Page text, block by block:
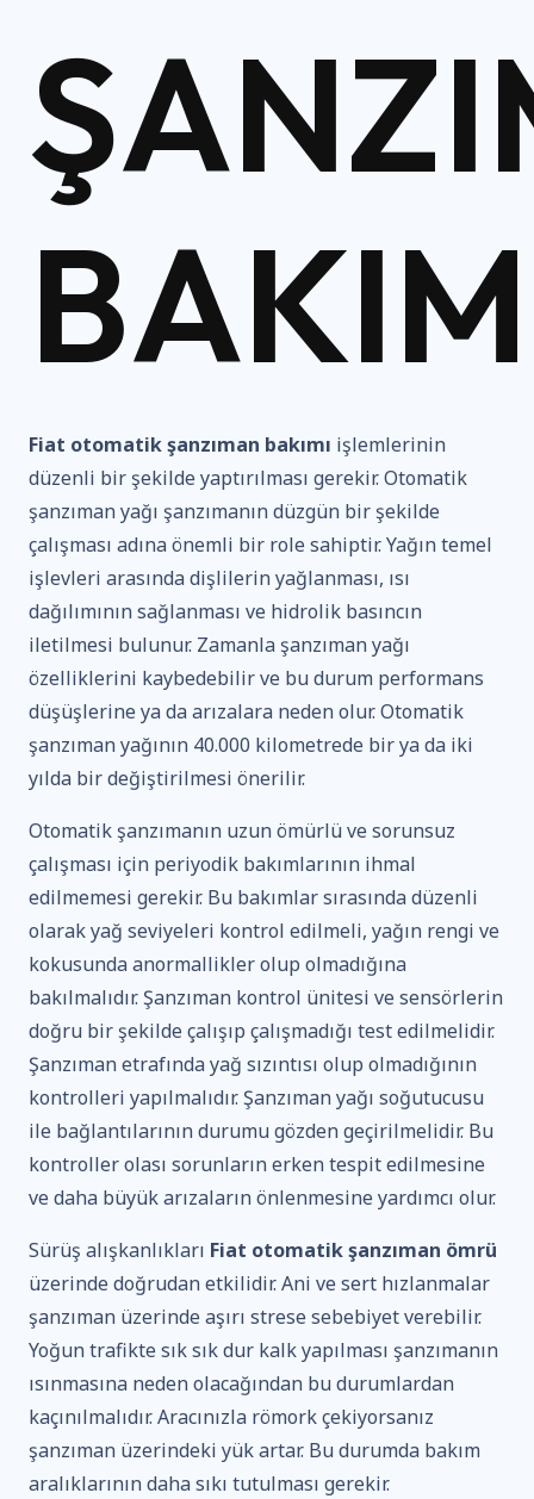
Fiat otomatik şanzıman bakımı işlemlerinin
düzenli bir şekilde yaptırılması gerekir. Otomatik
şanzıman yağı şanzımanın düzgün bir şekilde
çalışması adına önemli bir role sahiptir. Yağın temel
işlevleri arasında dişlilerin yağlanması, ısı
dağılımının sağlanması ve hidrolik basıncın
iletilmesi bulunur. Zamanla şanzıman yağı
özelliklerini kaybedebilir ve bu durum performans
düşüşlerine ya da arızalara neden olur. Otomatik
şanzıman yağının 40.000 kilometrede bir ya da iki
yılda bir değiştirilmesi önerilir.
Otomatik şanzımanın uzun ömürlü ve sorunsuz
çalışması için periyodik bakımlarının ihmal
edilmemesi gerekir. Bu bakımlar sırasında düzenli
olarak yağ seviyeleri kontrol edilmeli, yağın rengi ve
kokusunda anormallikler olup olmadığına
bakılmalıdır. Şanzıman kontrol ünitesi ve sensörlerin
doğru bir şekilde çalışıp çalışmadığı test edilmelidir.
Şanzıman etrafında yağ sızıntısı olup olmadığının
kontrolleri yapılmalıdır. Şanzıman yağı soğutucusu
ile bağlantılarının durumu gözden geçirilmelidir. Bu
kontroller olası sorunların erken tespit edilmesine
ve daha büyük arızaların önlenmesine yardımcı olur.
Sürüş alışkanlıkları Fiat otomatik şanzıman ömrü
üzerinde doğrudan etkilidir. Ani ve sert hızlanmalar
şanzıman üzerinde aşırı strese sebebiyet verebilir.
Yoğun trafikte sık sık dur kalk yapılması şanzımanın
ısınmasına neden olacağından bu durumlardan
kaçınılmalıdır. Aracınızla römork çekiyorsanız
şanzıman üzerindeki yük artar. Bu durumda bakım
aralıklarının daha sıkı tutulması gerekir.